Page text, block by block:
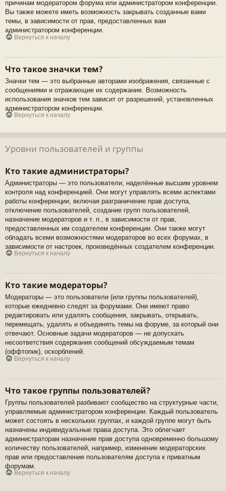
причинам модератором форума или администратором конференции.
Вы также можете иметь возможность закрывать созданные вами
темы, в зависимости от прав, предоставленных вам
администратором конференции.
Вернуться к началу
Что такое значки тем?
Значки тем — это выбранные авторами изображения, связанные с
сообщениями и отражающие их содержание. Возможность
использования значков тем зависит от разрешений, установленных
администратором конференции.
Вернуться к началу
Уровни пользователей и группы
Кто такие администраторы?
Администраторы — это пользователи, наделённые высшим уровнем
контроля над конференцией. Они могут управлять всеми аспектами
работы конференции, включая разграничение прав доступа,
отключение пользователей, создание групп пользователей,
назначение модераторов и т. п., в зависимости от прав,
предоставленных им создателем конференции. Они также могут
обладать всеми возможностями модераторов во всех форумах, в
зависимости от настроек, произведённых создателем конференции.
Вернуться к началу
Кто такие модераторы?
Модераторы — это пользователи (или группы пользователей),
которые ежедневно следят за форумами. Они имеют право
редактировать или удалять сообщения, закрывать, открывать,
перемещать, удалять и объединять темы на форуме, за который они
отвечают. Основные задачи модераторов — не допускать
несоответствия содержания сообщений обсуждаемым темам
(оффтопик), оскорблений.
Вернуться к началу
Что такое группы пользователей?
Группы пользователей разбивают сообщество на структурные части,
управляемые администратором конференции. Каждый пользователь
может состоять в нескольких группах, и каждой группе могут быть
назначены индивидуальные права доступа. Это облегчает
администраторам назначение прав доступа одновременно большому
количеству пользователей, например, изменение модераторских
прав или предоставление пользователям доступа к приватным
форумам.
Вернуться к началу